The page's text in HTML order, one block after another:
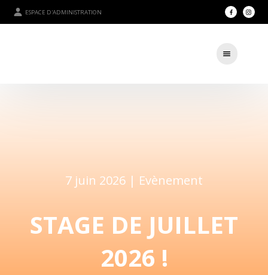
ESPACE D'ADMINISTRATION
7 juin 2026 | Evènement
STAGE DE JUILLET
2026 !